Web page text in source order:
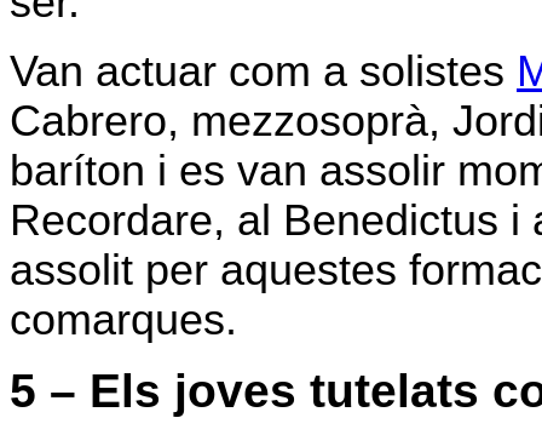
Van actuar com a solistes
Cabrero, mezzosoprà,
baríton i es van assolir
Recordare, al Benedictus
assolit per aquestes
comarques.
5 – Els joves tutelats